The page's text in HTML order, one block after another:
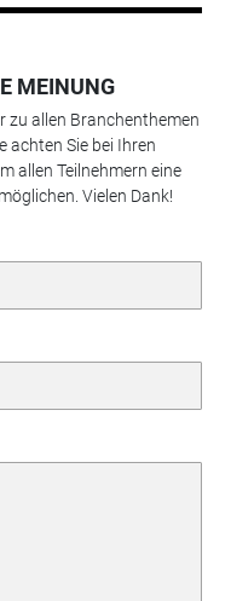
MEINUNG
zu allen Branchenthemen
achten Sie bei Ihren
allen Teilnehmern eine
Vielen Dank!